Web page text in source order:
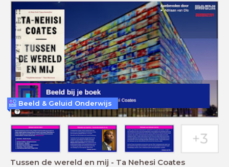
Tussen de wereld en mij - Ta Nehesi Coates
Beeld & Geluid Onderwijs